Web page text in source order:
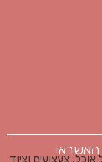
האשראי